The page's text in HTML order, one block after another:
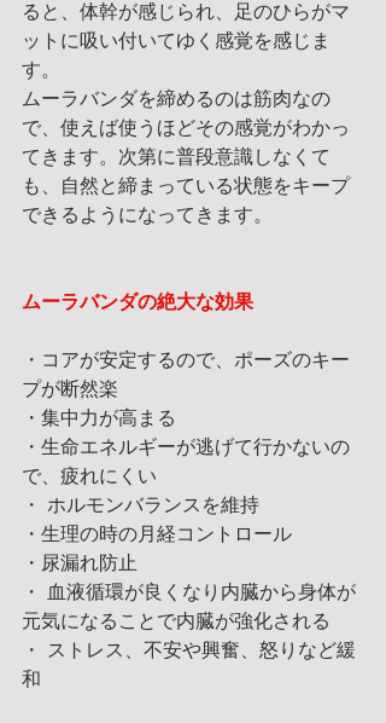
ると、体幹が感じられ、足のひらがマ
ットに吸い付いてゆく感覚を感じま
す。
ムーラバンダを締めるのは筋肉なの
で、使えば使うほどその感覚がわかっ
てきます。次第に普段意識しなくて
も、自然と締まっている状態をキープ
できるようになってきます。
ムーラバンダの絶大な効果
・コアが安定するので、ポーズのキー
プが断然楽
・集中力が高まる
・生命エネルギーが逃げて行かないの
で、疲れにくい
・ ホルモンバランスを維持
・生理の時の月経コントロール
・尿漏れ防止
・ 血液循環が良くなり内臓から身体が
元気になることで内臓が強化される
・ ストレス、不安や興奮、怒りなど緩
和